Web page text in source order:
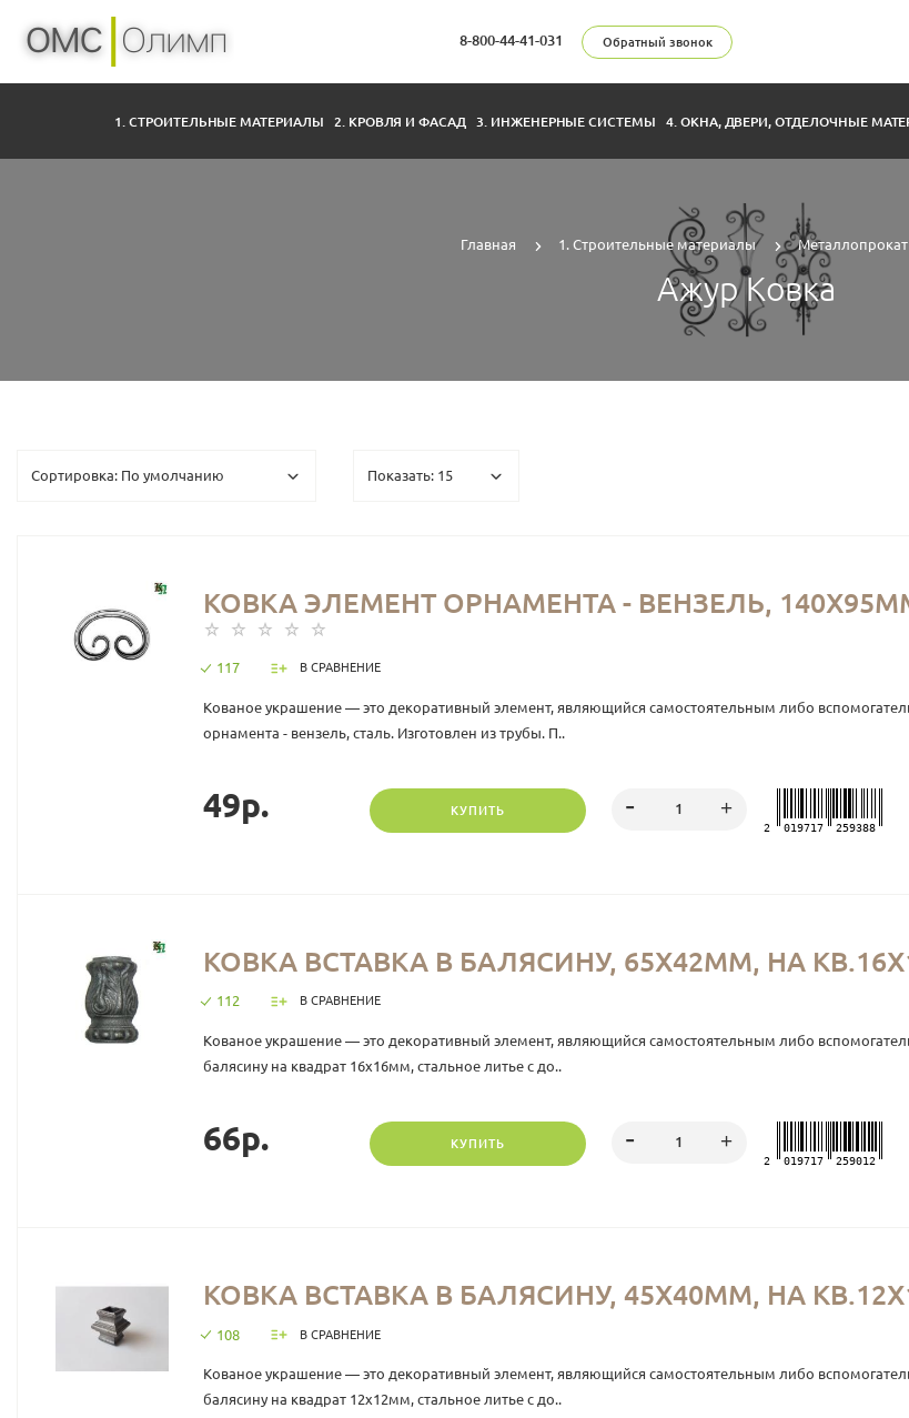
8-800-44-41-031 Обратный звонок
1. СТРОИТЕЛЬНЫЕ МАТЕРИАЛЫ 2. КРОВЛЯ И ФАСАД 3. ИНЖЕНЕРНЫЕ СИСТЕМЫ 4. ОКНА, ДВЕРИ, ОТДЕЛОЧНЫЕ
Главная 1. Строительные материалы Металлопрокат
Ажур Ковка
КОВКА ЭЛЕМЕНТ ОРНАМЕНТА - ВЕНЗЕЛЬ,
117 В СРАВНЕНИЕ
Кованое украшение — это декоративный элемент, являющийся самостоятельным либо
орнамента - вензель, сталь. Изготовлен из трубы. П..
49р. КУПИТЬ
2 019717 259388
КОВКА ВСТАВКА В БАЛЯСИНУ, 65Х42ММ, НА
112 В СРАВНЕНИЕ
Кованое украшение — это декоративный элемент, являющийся самостоятельным либо
балясину на квадрат 16х16мм, стальное литье с до..
66р. КУПИТЬ
2 019717 259012
КОВКА ВСТАВКА В БАЛЯСИНУ, 45Х40ММ, НА
108 В СРАВНЕНИЕ
Кованое украшение — это декоративный элемент, являющийся самостоятельным либо
балясину на квадрат 12х12мм, стальное литье с до..